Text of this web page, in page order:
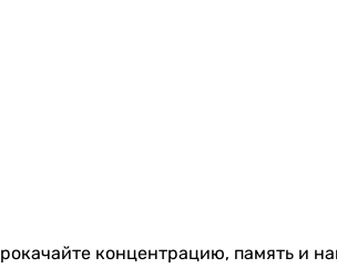
концентрацию, память и